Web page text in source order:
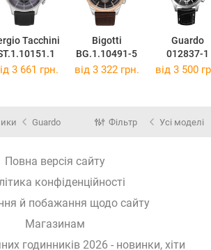
Tacchini
Bigotti
BG.1.10491-5
Guardo
012837-1
3 661 грн. від 3 322 грн. від 3 500
Guardo Фільтр Усі моделі
Повна версія сайту
конфіденційності
й побажання щодо сайту
Магазинам
годинників 2026 - новинки, хіти